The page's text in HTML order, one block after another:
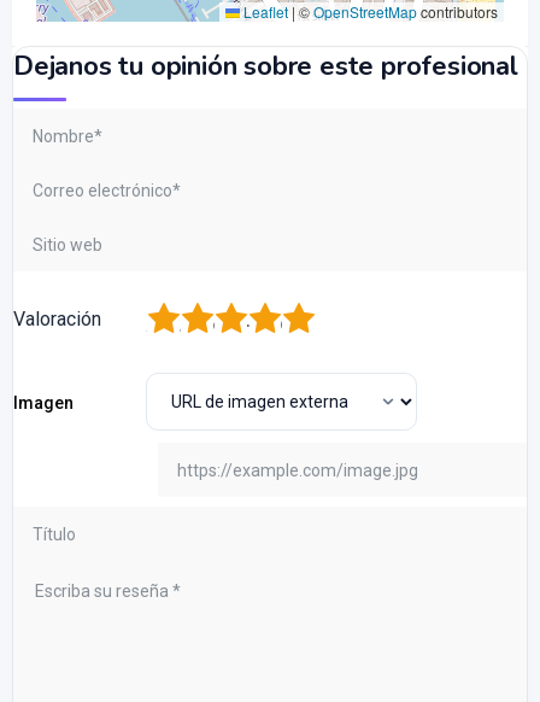
Leaflet |©OpenStreetMapcontributors
Dejanos tu opinión sobre este profesional
Valoración 5
4
3
2
Imagen